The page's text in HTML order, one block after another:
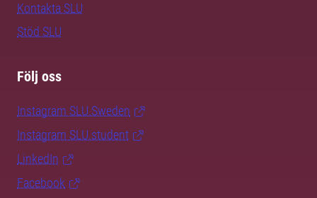
Kontakta SLU
Stöd SLU
Följ oss
Instagram SLU.Sweden
Instagram SLU.student
LinkedIn
Facebook